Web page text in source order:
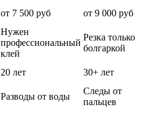
от 7 500 руб от 9 000 руб
Нужен
профессиональный
клей
Резка только
болгаркой
20 лет 30+ лет
Разводы от воды
Следы от
пальцев